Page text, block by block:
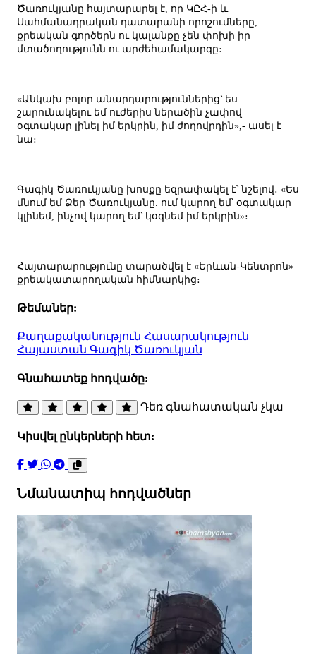
Ծառուկյանը հայտարարել է, որ ԿԸՀ-ի և
Սահմանադրական դատարանի որոշումները,
քրեական գործերն ու կալանքը չեն փոխի իր
մտածողությունն ու արժեհամակարգը։
«Անկախ բոլոր անարդարություններից՝ ես
շարունակելու եմ ուժերիս ներածին չափով
օգտակար լինել իմ երկրին, իմ ժողովրդին»,- ասել է
նա։
Գագիկ Ծառուկյանը խոսքը եզրափակել է՝ նշելով․ «Ես
մնում եմ Ձեր Ծառուկյանը. ում կարող եմ՝ օգտակար
կլինեմ, ինչով կարող եմ՝ կօգնեմ իմ երկրին»։
Հայտարարությունը տարածվել է «Երևան-Կենտրոն»
քրեակատարողական հիմնարկից։
Թեմաներ:
Քաղաքականություն Հասարակություն
Հայաստան Գագիկ Ծառուկյան
Գնահատեք հոդվածը:
Դեռ գնահատական չկա
Կիսվել ընկերների հետ:
Նմանատիպ հոդվածներ